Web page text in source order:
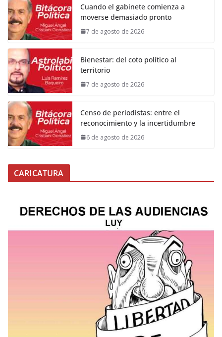
Cuando el gabinete comienza a
moverse demasiado pronto
7 de agosto de 2026
Bienestar: del coto político al
territorio
7 de agosto de 2026
Censo de periodistas: entre el
reconocimiento y la incertidumbre
6 de agosto de 2026
CARICATURA